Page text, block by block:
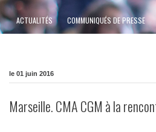
ACTUALITÉS COMMUNIQUÉS DE PRESSE
le 01 juin 2016
Marseille. CMA CGM à la